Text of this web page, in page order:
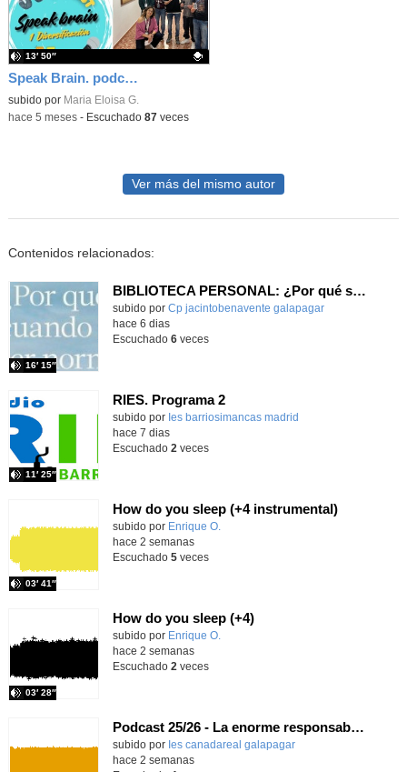
Speak Brain. podcast programa especial entrevistas DIA DE LA MUJER 8M
Contenido educativo.
subido por Maria Eloisa G.
13′ 50″
-hace 5 meses- Escuchado 87 veces
Ver más del mismo autor
Contenidos relacionados:
BIBLIOTECA PERSONAL: ¿Por qué ser feliz cuando puedes ser normal?
Contenido educativo.
subido por Cp jacintobenavente galapagar
16′ 15″
-
hace 6 dias
Escuchado 6veces
RIES. Programa 2
Contenido educativo.
subido por Ies barriosimancas madrid
11′ 25″
hace 7 dias
Escuchado 2 veces
How do you sleep (+4 instrumental)
Contenido educativo.
subido por Enrique O.
03′ 41″
hace 2 semanas
Escuchado 5veces
How do you sleep (+4)
Contenido educativo.
subido por Enrique O.
03′ 28″
hace 2 semanas
Escuchado 2 veces
Podcast 25/26 - La enorme responsabilidad de ser juez
subido por Ies canadareal galapagar-
hace 2 semanas